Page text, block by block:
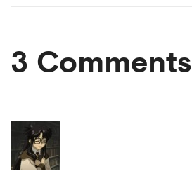
3 Comments